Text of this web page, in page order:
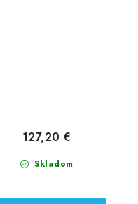
Skladom
127,20 €